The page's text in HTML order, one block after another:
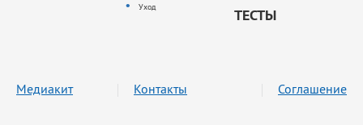
Уход
ТЕСТЫ
Медиакит Контакты Соглашение